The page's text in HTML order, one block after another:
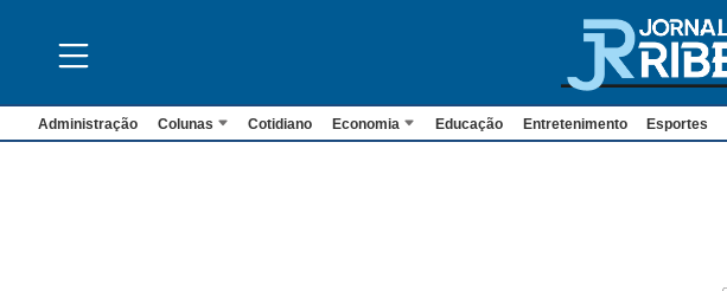
Administração Colunas Cotidiano Economia Educação Entretenimento Esportes